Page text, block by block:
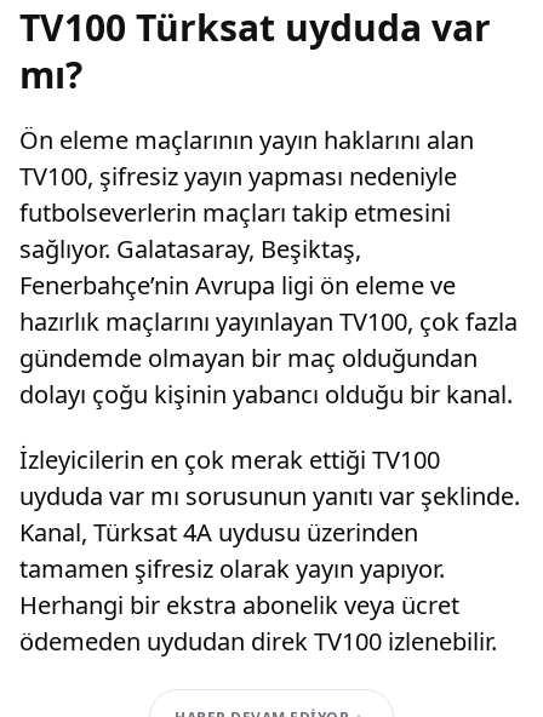
TV100 Türksat uyduda var
mı?
Ön eleme maçlarının yayın haklarını alan
TV100, şifresiz yayın yapması nedeniyle
futbolseverlerin maçları takip etmesini
sağlıyor. Galatasaray, Beşiktaş,
Fenerbahçe’nin Avrupa ligi ön eleme ve
hazırlık maçlarını yayınlayan TV100, çok fazla
gündemde olmayan bir maç olduğundan
dolayı çoğu kişinin yabancı olduğu bir kanal.
İzleyicilerin en çok merak ettiği TV100
uyduda var mı sorusunun yanıtı var şeklinde.
Kanal, Türksat 4A uydusu üzerinden
tamamen şifresiz olarak yayın yapıyor.
Herhangi bir ekstra abonelik veya ücret
ödemeden uydudan direk TV100 izlenebilir.